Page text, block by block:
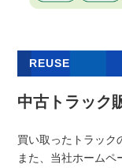
REUSE
中古トラック
買い取ったトラック
また、当社ホームペ